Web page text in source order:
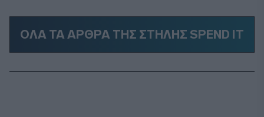
ΟΛΑ ΤΑ ΑΡΘΡΑ ΤΗΣ ΣΤΗΛΗΣ SPEND IT